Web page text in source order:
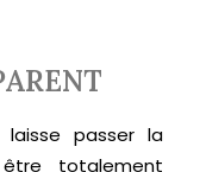
laisse passer la
totalement